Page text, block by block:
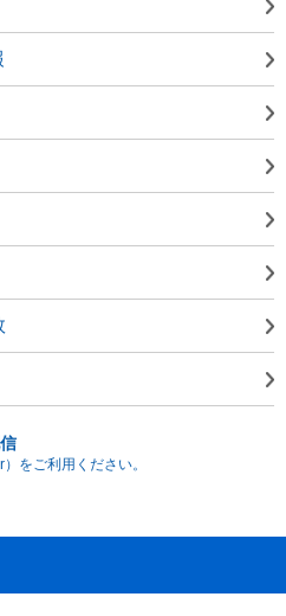
をご利用ください。